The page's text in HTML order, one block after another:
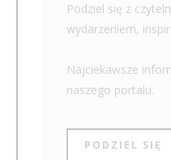
Podziel się z
wydarzeniem,
Najciekawsze
naszego portalu.
PODZIEL SIĘ